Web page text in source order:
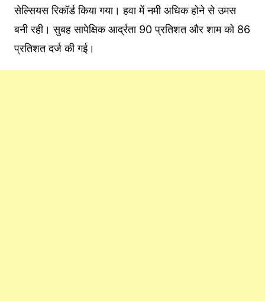
सेल्सियस रिकॉर्ड किया गया। हवा में नमी अधिक होने से उमस
बनी रही। सुबह सापेक्षिक आर्द्रता 90 प्रतिशत और शाम को 86
प्रतिशत दर्ज की गई।